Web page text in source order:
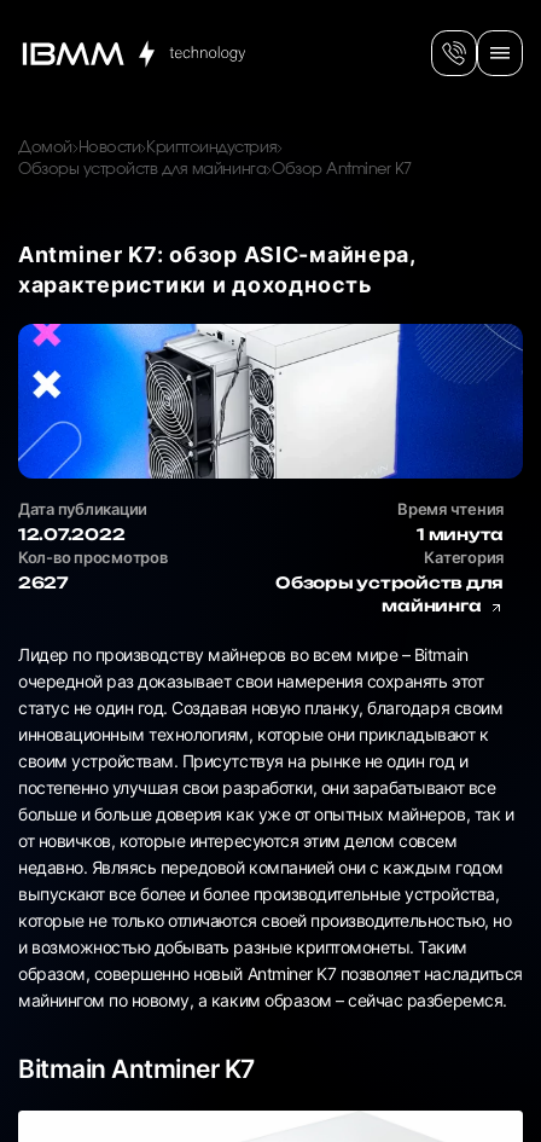
Домой Новости Криптоиндустрия
Обзоры устройств для майнинга Обзор Antminer K7
Antminer K7: обзор ASIC-майнера,
характеристики и доходность
Дата публикации
12.07.2022
Время чтения
1 минута
Кол-во просмотров
2627
Категория
Обзоры устройств для
майнинга
Лидер по производству майнеров во всем мире – Bitmain
очередной раз доказывает свои намерения сохранять этот
статус не один год. Создавая новую планку, благодаря своим
инновационным технологиям, которые они прикладывают к
своим устройствам. Присутствуя на рынке не один год и
постепенно улучшая свои разработки, они зарабатывают все
больше и больше доверия как уже от опытных майнеров, так и
от новичков, которые интересуются этим делом совсем
недавно. Являясь передовой компанией они с каждым годом
выпускают все более и более производительные устройства,
которые не только отличаются своей производительностью, но
и возможностью добывать разные криптомонеты. Таким
образом, совершенно новый Antminer K7 позволяет насладиться
майнингом по новому, а каким образом – сейчас разберемся.
Bitmain Antminer K7